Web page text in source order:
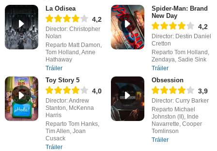
La Odisea
4,2
Director: Christopher
Nolan
Reparto Matt Damon,
Tom Holland, Anne
Hathaway
Tráiler
Spider-Man: Brand
New Day
4,2
Director: Destin Daniel
Cretton
Reparto Tom Holland,
Zendaya, Sadie Sink
Tráiler
Toy Story 5
4,0
Director: Andrew
Stanton, McKenna
Harris
Reparto Tom Hanks,
Tim Allen, Joan
Cusack
Tráiler
Obsession
3,9
Director: Curry Barker
Reparto Michael
Johnston (II), Inde
Navarrette, Cooper
Tomlinson
Tráiler